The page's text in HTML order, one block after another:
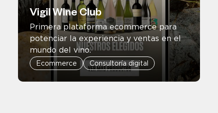
Vigil Wine Club
Primera plataforma ecommerce para
potenciar la experiencia y ventas en el
mundo del vino.
Ecommerce Consultoría digital